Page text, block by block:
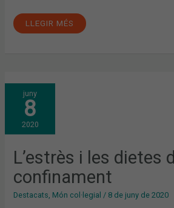
LLEGIR MÉS
juny
8
2020
L’estrès i les dietes
confinament
Destacats, Món col·legial / 8 de juny de 2020
L’ESTRÈS
I
LES
DIETES
DURANT
EL
CONFINAMENT